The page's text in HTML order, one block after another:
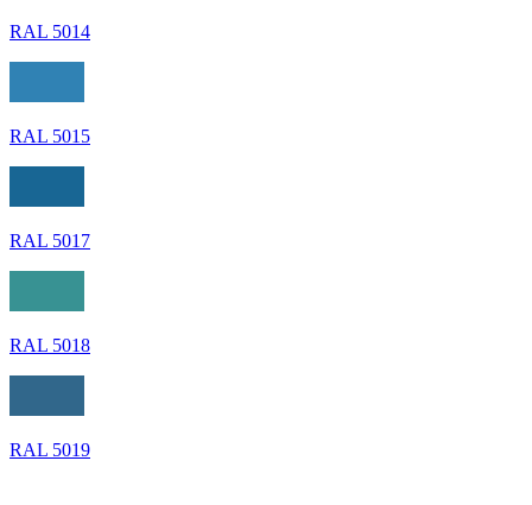
RAL 5014
RAL 5015
RAL 5017
RAL 5018
RAL 5019